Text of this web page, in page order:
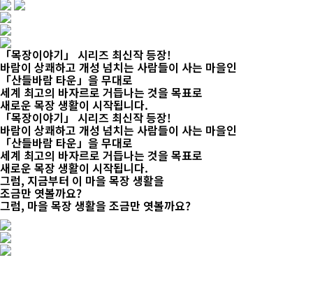
「목장이야기」 시리즈 최신작 등장!
바람이 상쾌하고 개성 넘치는 사람들이 사는 마을인
「산들바람 타운」을 무대로
세계 최고의 바자르로 거듭나는 것을 목표로
새로운 목장 생활이 시작됩니다.
「목장이야기」 시리즈 최신작 등장!
바람이 상쾌하고 개성 넘치는 사람들이 사는 마을인
「산들바람 타운」을 무대로
세계 최고의 바자르로 거듭나는 것을 목표로
새로운 목장 생활이 시작됩니다.
그럼, 지금부터 이 마을 목장 생활을
조금만 엿볼까요?
그럼, 마을 목장 생활을 조금만 엿볼까요?